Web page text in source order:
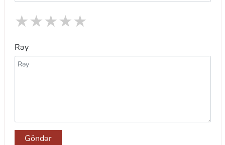
★
★
★
★
★
Rəy
Göndər